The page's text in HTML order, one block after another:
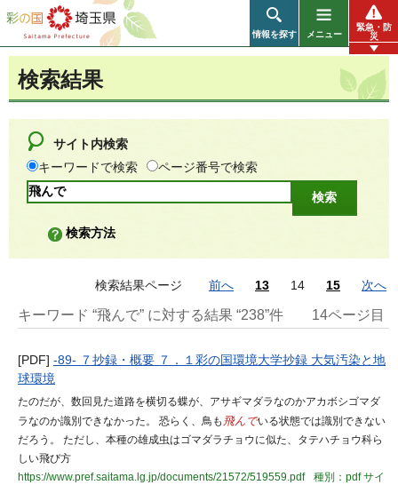
彩の国 埼玉県
情報を探す メニュー
緊急・防
災
検索結果
サイト内検索
キーワードで検索
ページ番号で検索
検索方法
検索結果ページ 前へ 13 14 15 次へ
キーワード “飛んで” に対する結果 “238”件 14ページ目
[PDF] -89- ７抄録・概要 ７．１彩の国環境大学抄録 大気汚染と地
球環境
たのだが、数回見た道路を横切る蝶が、アサギマダラなのかアカボシゴマダ
ラなのか識別できなかった。 恐らく、鳥も 飛んでいる状態では識別できない
だろう。 ただし、本種の雄成虫はゴマダラチョウに似た、タテハチョウ科ら
しい飛び方
https://www.pref.saitama.lg.jp/documents/21572/519559.pdf
種別：pdfサイ